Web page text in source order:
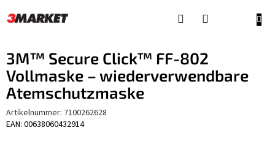
Inhalt
3M™ Secure Click™ FF-802
Vollmaske – wiederverwendbare
Atemschutzmaske
Artikelnummer: 7100262628
EAN: 00638060432914